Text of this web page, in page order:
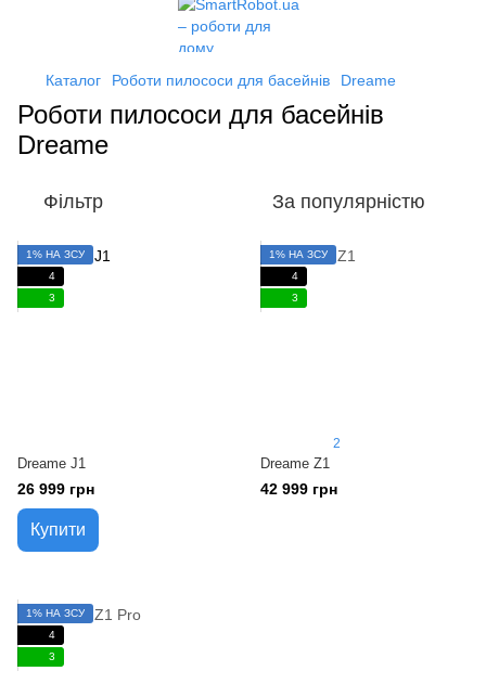
Каталог Роботи пилососи для басейнів Dreame
Роботи пилососи для басейнів
Dreame
Фільтр За популярністю
1% НА ЗСУ
4
3
Dreame J1
26 999 грн
Купити
1% НА ЗСУ
4
3
2
Dreame Z1
42 999 грн
1% НА ЗСУ
4
3